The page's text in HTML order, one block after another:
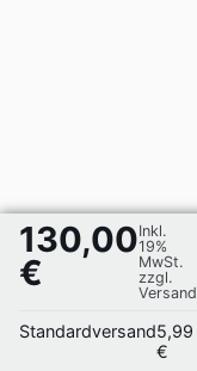
130,00
€
Inkl.
19%
MwSt.
zzgl.
Versand
Standardversand5,99
€